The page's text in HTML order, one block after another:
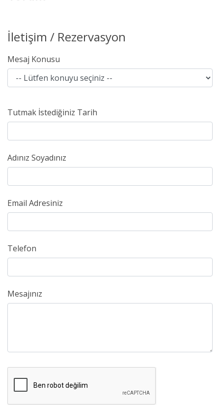
İletişim / Rezervasyon
Mesaj Konusu
Tutmak İstediğiniz Tarih
Adınız Soyadınız
Email Adresiniz
Telefon
Mesajınız